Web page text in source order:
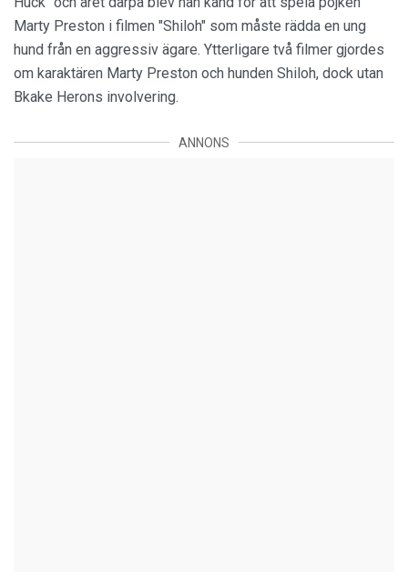
Marty Preston i filmen "Shiloh" som måste rädda en ung
hund från en aggressiv ägare. Ytterligare två filmer gjordes
om karaktären Marty Preston och hunden Shiloh, dock utan
Bkake Herons involvering.
ANNONS